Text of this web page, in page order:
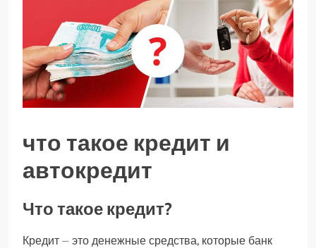
что такое кредит и
автокредит
Что такое кредит?
Кредит ⏤ это денежные средства, которые банк